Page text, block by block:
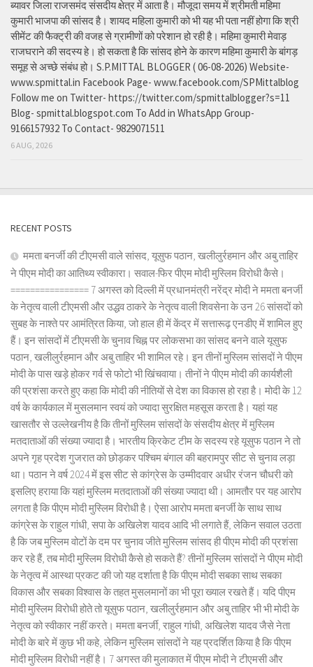
ब्यावर जिला राजसमंद संसदीय क्षेत्र में आता है। मौजूदा समय में श्रीमती महिमा
कुमारी भाजपा की सांसद है। शायद महिला कुमारी को भी यह भी पता नहीं होगा कि श्री
सीमेंट की फैक्ट्री की वजह से ग्रामीणों को परेशान हो रही है। महिमा कुमारी मेवाड़
राजघराने की सदस्य हे। हो सकता है कि सांसद होने के कारण महिमा कुमारी के बांगड़
समूह से अच्छे संबंध हो। S.P.MITTAL BLOGGER ( 06-08-2026) Website-
www.spmittal.in Facebook Page- www.facebook.com/SPMittalblog
Follow me on Twitter- https://twitter.com/spmittalblogger?s=11
Blog- spmittal.blogspot.com To Add in WhatsApp Group-
9166157932 To Contact- 9829071511
6 AUG, 2026
RECENT POSTS
ममता बनर्जी की टीएमसी वाले सांसद, यूसुफ पठान, खलीलुर्रहमान और अबु ताहिर
ने पीएम मोदी का आतिथ्य स्वीकारा। सवाल-फिर पीएम मोदी मुस्लिम विरोधी कैसे।
================ 7 अगस्त को दिल्ली में प्रधानमंत्री नरेंद्र मोदी ने ममता बनर्जी
के नेतृत्व वाली टीएमसी और उद्धव ठाकरे के नेतृत्व वाली शिवसेना के उन 26 सांसदों को
सुबह के नाश्ते पर आमंत्रित किया, जो हाल ही में केंद्र में सत्तारूढ़ एनडीए में शामिल हुए
हैं। इन सांसदों में टीएमसी के चुनाव चिह्न पर लोकसभा का सांसद बनने वाले यूसुफ
पठान, खलीलुर्रहमान और अबु ताहिर भी शामिल रहे। इन तीनों मुस्लिम सांसदों ने पीएम
मोदी के पास खड़े होकर गर्व से फोटो भी खिंचवाया। तीनों ने पीएम मोदी की कार्यशैली
की प्रशंसा करते हुए कहा कि मोदी की नीतियों से देश का विकास हो रहा है। मोदी के 12
वर्ष के कार्यकाल में मुसलमान स्वयं को ज्यादा सुरक्षित महसूस करता है। यहां यह
खासतौर से उल्लेखनीय है कि तीनों मुस्लिम सांसदों के संसदीय क्षेत्र में मुस्लिम
मतदाताओं की संख्या ज्यादा है। भारतीय क्रिकेट टीम के सदस्य रहे यूसुफ पठान ने तो
अपने गृह प्रदेश गुजरात को छोड़कर पश्चिम बंगाल की बहरामपुर सीट से चुनाव लड़ा
था। पठान ने वर्ष 2024 में इस सीट से कांग्रेस के उम्मीदवार अधीर रंजन चौधरी को
इसलिए हराया कि यहां मुस्लिम मतदाताओं की संख्या ज्यादा थी। आमतौर पर यह आरोप
लगता है कि पीएम मोदी मुस्लिम विरोधी है। ऐसा आरोप ममता बनर्जी के साथ साथ
कांग्रेस के राहुल गांधी, सपा के अखिलेश यादव आदि भी लगाते हैं, लेकिन सवाल उठता
है कि जब मुस्लिम वोटों के दम पर चुनाव जीते मुस्लिम सांसद ही पीएम मोदी की प्रशंसा
कर रहे हैं, तब मोदी मुस्लिम विरोधी कैसे हो सकते हैं? तीनों मुस्लिम सांसदों ने पीएम मोदी
के नेतृत्व में आस्था प्रकट की जो यह दर्शाता है कि पीएम मोदी सबका साथ सबका
विकास और सबका विश्वास के तहत मुसलमानों का भी पूरा ख्याल रखते हैं। यदि पीएम
मोदी मुस्लिम विरोधी होते तो यूसुफ पठान, खलीलुर्रहमान और अबु ताहिर भी भी मोदी के
नेतृत्व को स्वीकार नहीं करते। ममता बनर्जी, राहुल गांधी, अखिलेश यादव जैसे नेता
मोदी के बारे में कुछ भी कहे, लेकिन मुस्लिम सांसदों ने यह प्रदर्शित किया है कि पीएम
मोदी मुस्लिम विरोधी नहीं है। 7 अगस्त की मुलाकात में पीएम मोदी ने टीएमसी और